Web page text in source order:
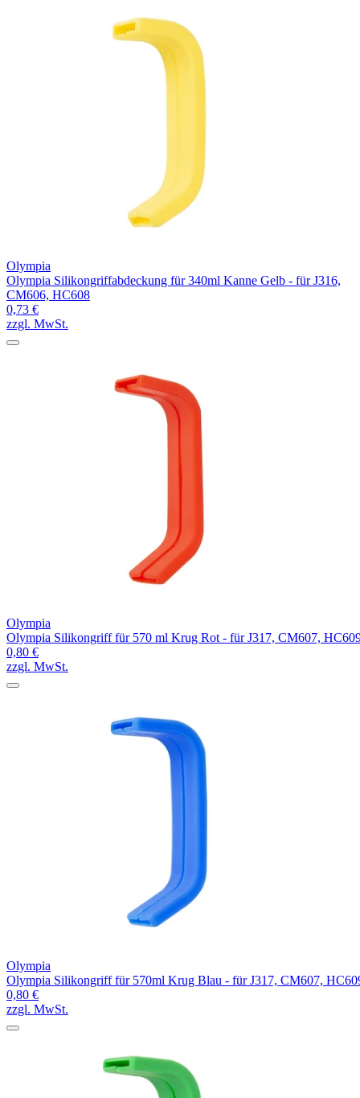
Olympia
Olympia Silikongriffabdeckung für 340ml Kanne Gelb - für J316,
CM606, HC608
0,73 €
zzgl. MwSt.
Olympia
Olympia Silikongriff für 570 ml Krug Rot - für J317, CM607,
0,80 €
zzgl. MwSt.
Olympia
Olympia Silikongriff für 570ml Krug Blau - für J317, CM607,
0,80 €
zzgl. MwSt.